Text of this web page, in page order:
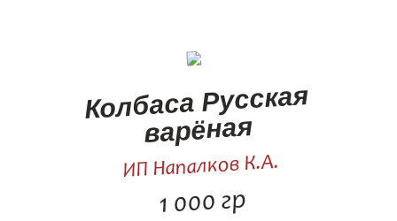
Колбаса Русская
варёная
ИП Напалков К.А.
1 000 гр